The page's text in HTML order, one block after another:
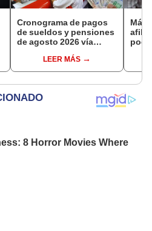
Cronograma de pagos
de sueldos y pensiones
de agosto 2026 vía
conoce las fechas de
depósito
LEER MÁS
Más